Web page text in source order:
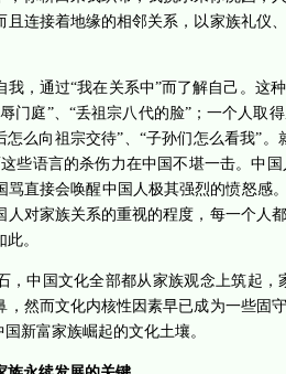
且连接着地缘的相邻关系，以家族礼仪
我，通过“我在关系中”而了解自己。这
门庭”、“丢祖宗八代的脸”；一个人取
怎么向祖宗交待”、“子孙们怎么看我”
些语言的杀伤力在中国不堪一击。中
骂直接会唤醒中国人极其强烈的愤怒感
人对家族关系的重视的程度，每一个人
。
，中国文化全部都从家族观念上筑起
，然而文化内核性因素早已成为一些固
新富家族崛起的文化土壤。